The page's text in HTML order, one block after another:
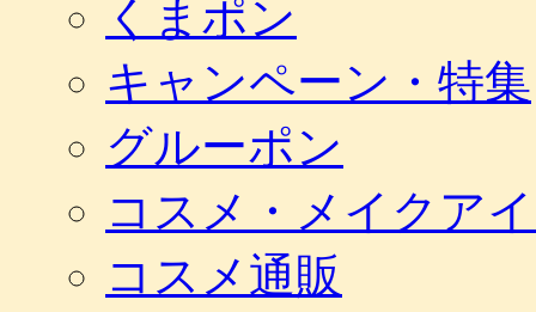
くまポン
キャンペーン・特集
グルーポン
コスメ・メイクア
コスメ通販